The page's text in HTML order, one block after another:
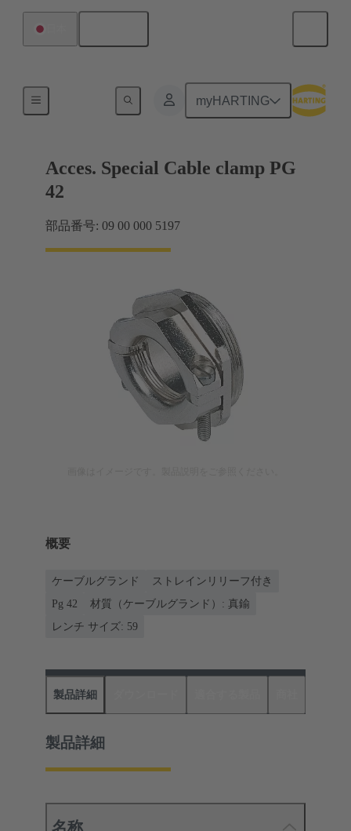
myHARTING
ケーブルグランド
Acces. Special Cable clamp PG
42
部品番号: 09 00 000 5197
概要
ケーブルグランド
ストレインリリーフ付き
Pg 42
材質（ケーブルグランド）: 真鍮
レンチ サイズ: 59
製品詳細
製品詳細
名称